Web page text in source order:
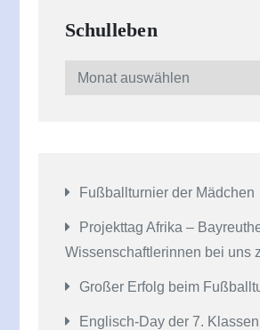
Schulleben
Schulleben
Fußballturnier der Mädchen
Projekttag Afrika –
Wissenschaftlerinnen bei uns
Großer Erfolg beim
Englisch-Day der 7. Klassen